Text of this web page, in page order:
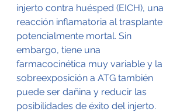
injerto contra huésped (EICH), una
reacción inflamatoria al trasplante
potencialmente mortal. Sin
embargo, tiene una
farmacocinética muy variable y la
sobreexposición a ATG también
puede ser dañina y reducir las
posibilidades de éxito del injerto.